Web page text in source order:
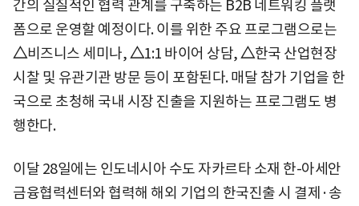
간의 실질적인 협력 관계를 구축하는 B2B 네트워킹 플랫
폼으로 운영할 예정이다. 이를 위한 주요 프로그램으로는
△비즈니스 세미나,△1:1 바이어 상담,△한국 산업현장
시찰 및 유관기관 방문 등이 포함된다. 매달 참가 기업을 한
국으로 초청해 국내 시장 진출을 지원하는 프로그램도 병
행한다.
이달 28일에는 인도네시아 수도 자카르타 소재 한-아세안
금융협력센터와 협력해 해외 기업의 한국진출 시 결제·송